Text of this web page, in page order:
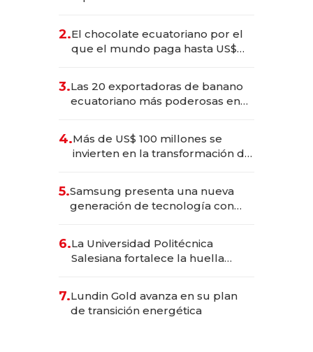
2.El chocolate ecuatoriano por el
que el mundo paga hasta US$
3.Las 20 exportadoras de banano
ecuatoriano más poderosas en
4.Más de US$ 100 millones se
invierten en la transformación de
5.Samsung presenta una nueva
generación de tecnología con
6.La Universidad Politécnica
Salesiana fortalece la huella
7.Lundin Gold avanza en su plan
de transición energética